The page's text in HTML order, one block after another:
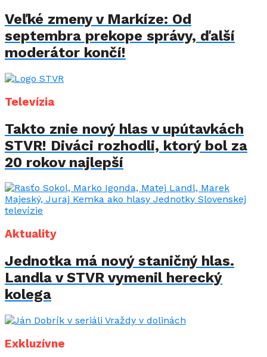
Veľké zmeny v Markíze: Od
septembra prekope správy, ďalší
moderátor končí!
Televízia
Takto znie nový hlas v upútavkách
STVR! Diváci rozhodli, ktorý bol za
20 rokov najlepší
Aktuality
Jednotka má nový staničný hlas.
Landla v STVR vymenil herecký
kolega
Exkluzívne